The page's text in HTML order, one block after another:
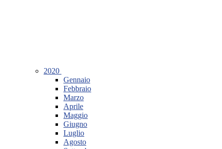
2020
Gennaio
Febbraio
Marzo
Aprile
Maggio
Giugno
Luglio
Agosto